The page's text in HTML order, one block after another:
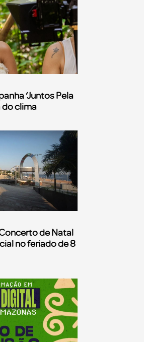
‘Juntos Pela
do clima
de Natal
no feriado de 8